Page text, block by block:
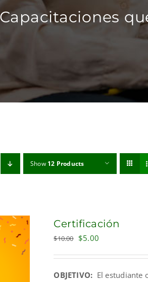
Capacitaciones
Show 12 Products
Certificación
$10.00 Original
$10.00.
$5.00
$5.00.
OBJETIVO: El estudiante